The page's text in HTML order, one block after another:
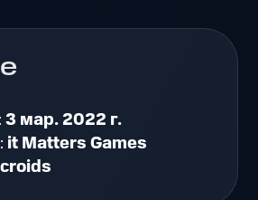
3 мар. 2022 г.
it Matters Games